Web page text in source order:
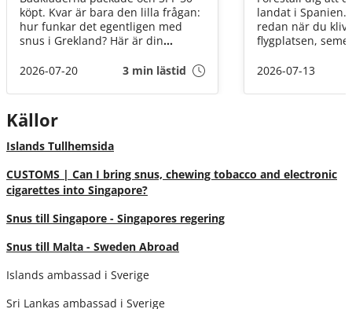
köpt. Kvar är bara den lilla frågan:
hur funkar det egentligen med
snus i Grekland? Här är din
gäller i tullen till hur du förvarar
över Egeiska havet!
2026-07-20 3 min lästid
landat i Spanien.
redan när du
flygplatsen,
tanken dig, får
om det tar slut? I
2026-07-13
Källor
Islands Tullhemsida
CUSTOMS | Can I bring snus, chewing tobacco and electronic
cigarettes into Singapore?
Snus till Singapore - Singapores regering
Snus till Malta - Sweden Abroad
Islands ambassad i Sverige
Sri Lankas ambassad i Sverige